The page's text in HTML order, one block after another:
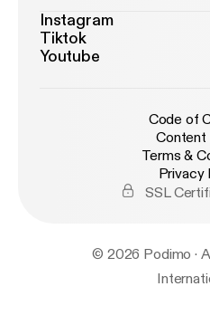
Instagram
Tiktok
Youtube
Code of
Content
Terms &
Privacy
SSL
© 2026 Podimo ·